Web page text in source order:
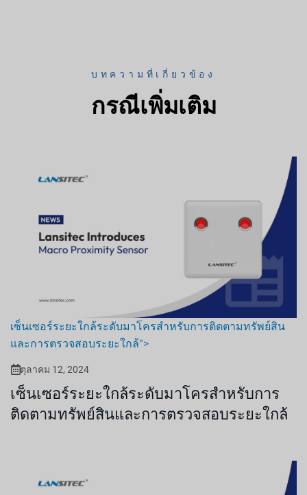
บทความที่เกี่ยวข้อง
กรณีเพิ่มเติม
เซ็นเซอร์ระยะใกล้ระดับมาโครสำหรับการติดตามทรัพย์สิน
และการตรวจสอบระยะใกล้">
ตุลาคม 12, 2024
เซ็นเซอร์ระยะใกล้ระดับมาโครสำหรับการ
ติดตามทรัพย์สินและการตรวจสอบระยะใกล้